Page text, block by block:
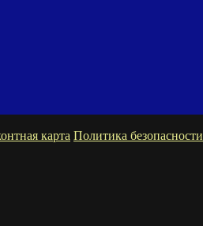
карта Политика безопасности